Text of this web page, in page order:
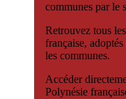
communes par le
Retrouvez tous
française,
les communes.
Accéder
Polynésie